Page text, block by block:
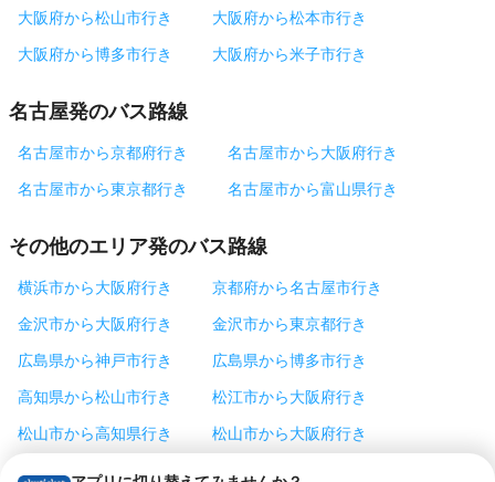
大阪府から松山市行き
大阪府から松本市行き
大阪府から博多市行き
大阪府から米子市行き
名古屋発のバス路線
名古屋市から京都府行き
名古屋市から大阪府行き
名古屋市から東京都行き
名古屋市から富山県行き
その他のエリア発のバス路線
横浜市から大阪府行き
京都府から名古屋市行き
金沢市から大阪府行き
金沢市から東京都行き
広島県から神戸市行き
広島県から博多市行き
高知県から松山市行き
松江市から大阪府行き
松山市から高知県行き
松山市から大阪府行き
松本市から東京都行き